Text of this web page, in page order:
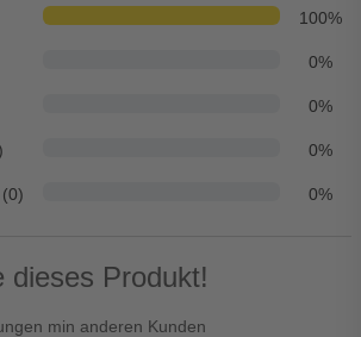
100%
0%
0%
0%
0%
dieses Produkt!
min anderen Kunden